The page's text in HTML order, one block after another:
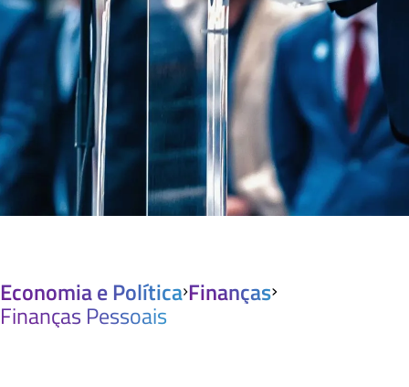
Economia e PolíticaFinanças
Finanças Pessoais